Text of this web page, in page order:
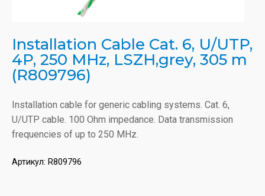
Installation Cable Cat. 6, U/UTP,
4P, 250 MHz, LSZH,grey, 305 m
(R809796)
Installation cable for generic cabling systems. Cat. 6,
U/UTP cable. 100 Ohm impedance. Data transmission
frequencies of up to 250 MHz.
Артикул: R809796